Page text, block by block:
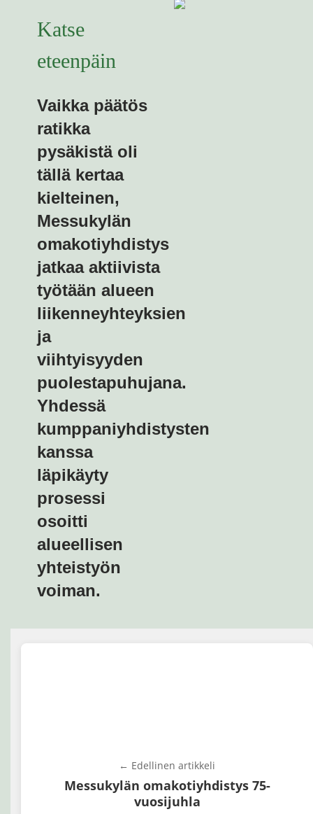
Katse
eteenpäin
Vaikka päätös
ratikka
pysäkistä oli
tällä kertaa
kielteinen,
Messukylän
omakotiyhdistys
jatkaa aktiivista
työtään alueen
liikenneyhteyksien
ja
viihtyisyyden
puolestapuhujana.
Yhdessä
kumppaniyhdistysten
kanssa
läpikäyty
prosessi
osoitti
alueellisen
yhteistyön
voiman.
← Edellinen artikkeli
Messukylän omakotiyhdistys 75-
vuosijuhla